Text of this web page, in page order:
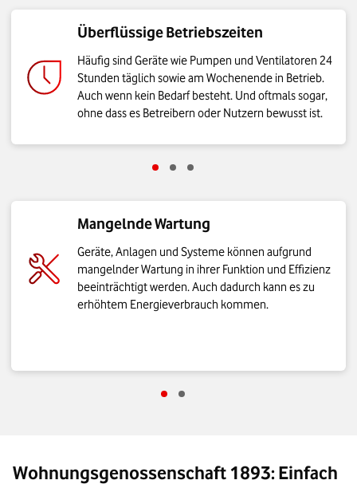
Überflüssige Betriebszeiten
Häufig sind Geräte wie Pumpen und Ventilatoren 24
Stunden täglich sowie am Wochenende in Betrieb.
Auch wenn kein Bedarf besteht. Und oftmals sogar,
ohne dass es Betreibern oder Nutzern bewusst ist.
Gehe zu Schritt Überflüssige
Gehe zu Schritt Heizen und Kühlen
Gehe zu Schritt Falsche und
Mangelnde Wartung
Geräte, Anlagen und Systeme können aufgrund
mangelnder Wartung in ihrer Funktion und Effizienz
beeinträchtigt werden. Auch dadurch kann es zu
erhöhtem Energieverbrauch kommen.
Gehe zu Schritt Mangelnde Wartung
Gehe zu Schritt Lückenhafte
Wohnungsgenossenschaft 1893: Einfach